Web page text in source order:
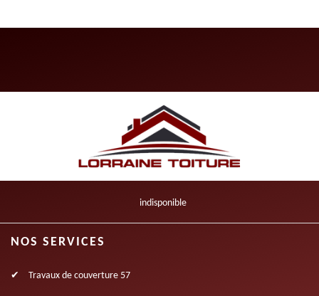
indisponible
NOS SERVICES
Travaux de couverture 57